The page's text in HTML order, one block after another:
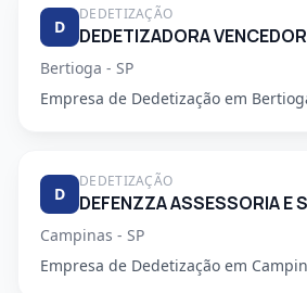
D
DEDETIZAÇÃO
DEDETIZADORA VENCEDOR
Bertioga - SP
Empresa de Dedetização em
D
DEDETIZAÇÃO
Campinas - SP
Empresa de Dedetização em